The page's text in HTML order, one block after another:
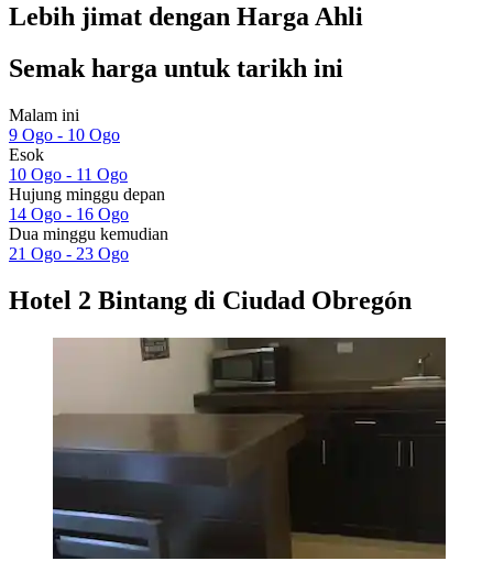
Lebih jimat dengan Harga Ahli
Semak harga untuk tarikh ini
Malam ini
9 Ogo - 10 Ogo
Esok
10 Ogo - 11 Ogo
Hujung minggu depan
14 Ogo - 16 Ogo
Dua minggu kemudian
21 Ogo - 23 Ogo
Hotel 2 Bintang di Ciudad Obregón